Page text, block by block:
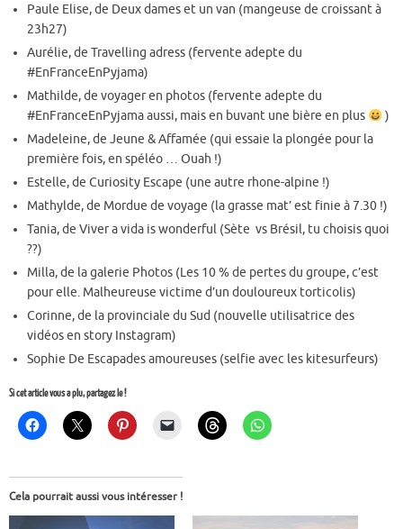
Paule Elise, de Deux dames et un van (mangeuse de croissant à
23h27)
Aurélie, de Travelling adress (fervente adepte du
#EnFranceEnPyjama)
Mathilde, de voyager en photos (fervente adepte du
#EnFranceEnPyjama aussi, mais en buvant une bière en plus
)
Madeleine, de Jeune & Affamée (qui essaie la plongée pour la
première fois, en spéléo … Ouah !)
Estelle, de Curiosity Escape (une autre rhone-alpine !)
Mathylde, de Mordue de voyage (la grasse mat’ est finie à 7.30 !)
Tania, de Viver a vida is wonderful (Sète vs Brésil, tu choisis quoi
??)
Milla, de la galerie Photos (Les 10 % de pertes du groupe, c’est
pour elle. Malheureuse victime d’un douloureux torticolis)
Corinne, de la provinciale du Sud (nouvelle utilisatrice des
vidéos en story Instagram)
Sophie De Escapades amoureuses (selfie avec les kitesurfeurs)
Si cet article vous a plu, partagez le !
Cela pourrait aussi vous intéresser !